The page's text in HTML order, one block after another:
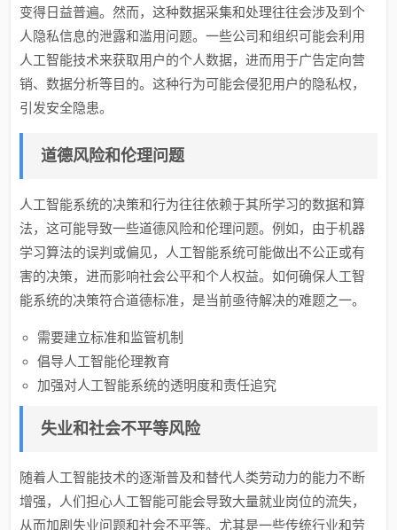
变得日益普遍。然而，这种数据采集和处理往往会涉及到个
人隐私信息的泄露和滥用问题。一些公司和组织可能会利用
人工智能技术来获取用户的个人数据，进而用于广告定向营
销、数据分析等目的。这种行为可能会侵犯用户的隐私权，
引发安全隐患。
道德风险和伦理问题
人工智能系统的决策和行为往往依赖于其所学习的数据和算
法，这可能导致一些道德风险和伦理问题。例如，由于机器
学习算法的误判或偏见，人工智能系统可能做出不公正或有
害的决策，进而影响社会公平和个人权益。如何确保人工智
能系统的决策符合道德标准，是当前亟待解决的难题之一。
需要建立标准和监管机制
倡导人工智能伦理教育
加强对人工智能系统的透明度和责任追究
失业和社会不平等风险
随着人工智能技术的逐渐普及和替代人类劳动力的能力不断
增强，人们担心人工智能可能会导致大量就业岗位的流失，
从而加剧失业问题和社会不平等。尤其是一些传统行业和劳